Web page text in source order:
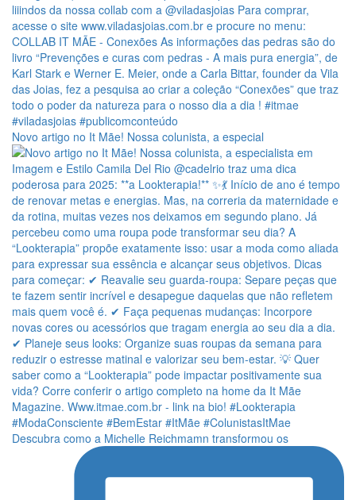
Novo artigo no It Mãe! Nossa colunista, a especial
Descubra como a Michelle Reichmamn transformou os